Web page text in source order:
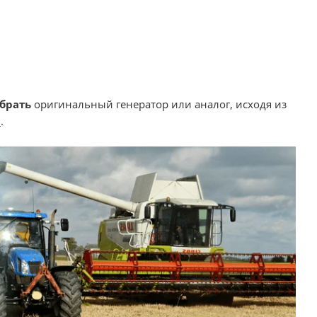
оригинальный генератор или аналог, исходя из
.